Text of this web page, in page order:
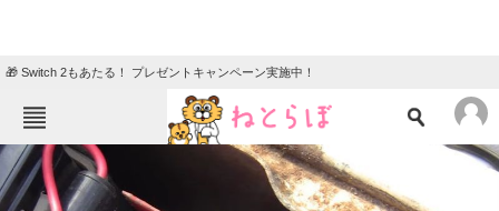
🎁 Switch 2もあたる！ プレゼントキャンペーン実施中！
ねとらぼメニュー
TOP ニュース